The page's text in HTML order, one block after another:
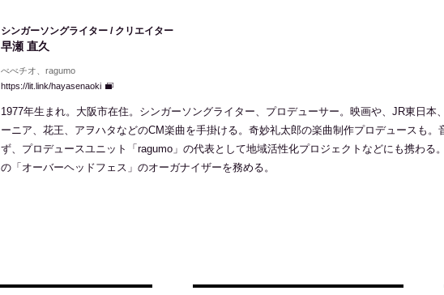
シンガーソングライター / クリエイター
早瀬 直久
べべチオ、ragumo
https://lit.link/hayasenaoki
1977年生まれ。大阪市在住。シンガーソングライター、プロデューサー。映画や、JR東日本
ーニア、花王、アヲハタなどのCM楽曲を手掛ける。奇妙礼太郎の楽曲制作プロデュースも。
ず、プロデュースユニット「ragumo」の代表として地域活性化プロジェクトなどにも携わる
の「オーバーヘッドフェス」のオーガナイザーを務める。